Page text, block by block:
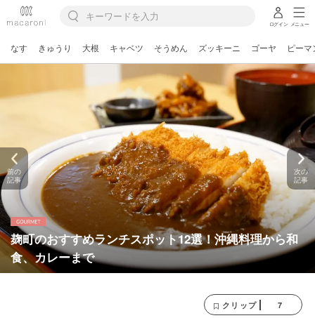
ログイン メニュー
なす きゅうり 大根 キャベツ そうめん ズッキーニ ゴーヤ ピーマ
麹町のおすすめランチスポット12選！沖縄料理から和
食、カレーまで
前の
記事
次の
記事
クリップ 7